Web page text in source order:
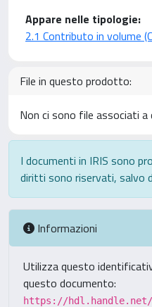
Appare nelle tipologie:
2.1 Contributo in volume
File in questo prodotto:
Non ci sono file associati
I documenti in IRIS sono
diritti sono riservati, salvo
Informazioni
Utilizza questo
questo documento:
https://hdl.handle.net/